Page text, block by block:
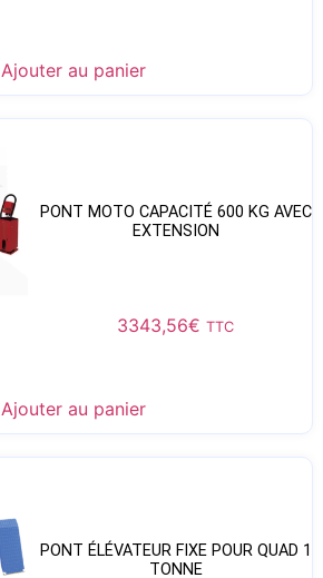
Ajouter au panier
PONT MOTO CAPACITÉ 600 KG AVEC
EXTENSION
3343,56€ TTC
Ajouter au panier
PONT ÉLÉVATEUR FIXE POUR QUAD 1
TONNE